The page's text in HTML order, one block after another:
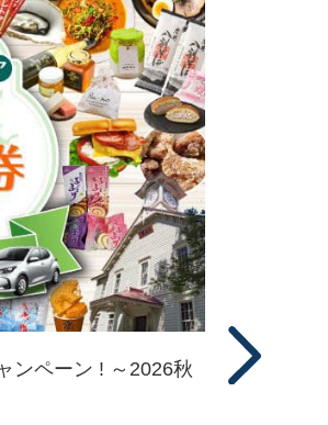
ンペーン ! ～2026秋
【北海